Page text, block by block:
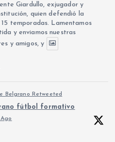
Giardullo, exjugador y
quien defendió la
temporadas. Lamentamos
y enviamos nuestras
y amigos, y
Belgrano Retweeted
fútbol formativo